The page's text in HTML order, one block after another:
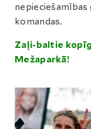
komandas.
Zaļi-baltie
Mežaparkā!